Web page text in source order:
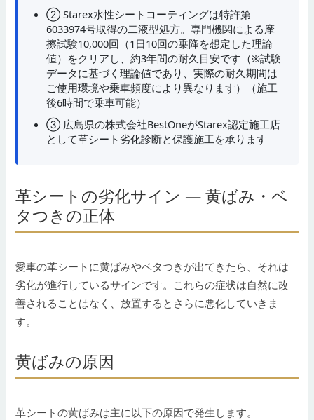
② Starex水性シートコーティングは特許第
6033974号取得の二液型処方。専門機関による摩
擦試験10,000回（1日10回の乗降を想定した理論
値）をクリアし、約3年間の耐久目安です（※試験
データに基づく理論値であり、実際の耐久期間は
ご使用環境や乗車頻度により異なります）（施工
後6時間で乗車可能）
③ 広島県の株式会社BestOneがStarex認定施工店
として革シート劣化診断と保護施工を承ります
革シートの劣化サイン — 黄ばみ・ベ
タつきの正体
愛車の革シートに黄ばみやベタつきが出てきたら、それは
劣化が進行しているサインです。これらの症状は自然に改
善されることはなく、放置するとさらに悪化していきま
す。
黄ばみの原因
革シートの黄ばみは主に以下の原因で発生します。